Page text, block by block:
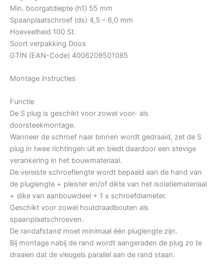
Min. boorgatdiepte (h1) 55 mm
Spaanplaatschroef (ds) 4,5 – 6,0 mm
Hoeveelheid 100 St.
Soort verpakking Doos
GTIN (EAN-Code) 4006209501085
Montage instructies
Functie
De S plug is geschikt voor zowel voor- als
doorsteekmontage.
Wanneer de schroef naar binnen wordt gedraaid, zet de S
plug in twee richtingen uit en biedt daardoor een stevige
verankering in het bouwmateriaal.
De vereiste schroeflengte wordt bepaald aan de hand van
de pluglengte + pleister en/of dikte van het isolatiemateriaal
+ dike van aanbouwdeel + 1 x schroefdiameter.
Geschikt voor zowel houtdraadbouten als
spaanplaatschroeven.
De randafstand moet minimaal één pluglengte zijn.
Bij montage nabij de rand wordt aangeraden de plug zo te
draaien dat de vleugels parallel aan de rand staan.